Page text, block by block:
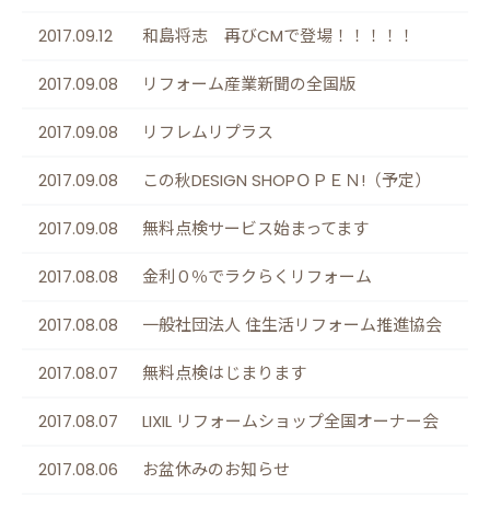
2017.09.12 和島将志 再びCMで登場！！！！！
2017.09.08 リフォーム産業新聞の全国版
2017.09.08 リフレムリプラス
2017.09.08 この秋DESIGN SHOPＯＰＥＮ!（予定）
2017.09.08 無料点検サービス始まってます
2017.08.08 金利０％でラクらくリフォーム
2017.08.08 一般社団法人 住生活リフォーム推進協会
2017.08.07 無料点検はじまります
2017.08.07 LIXIL リフォームショップ全国オーナー会
2017.08.06 お盆休みのお知らせ